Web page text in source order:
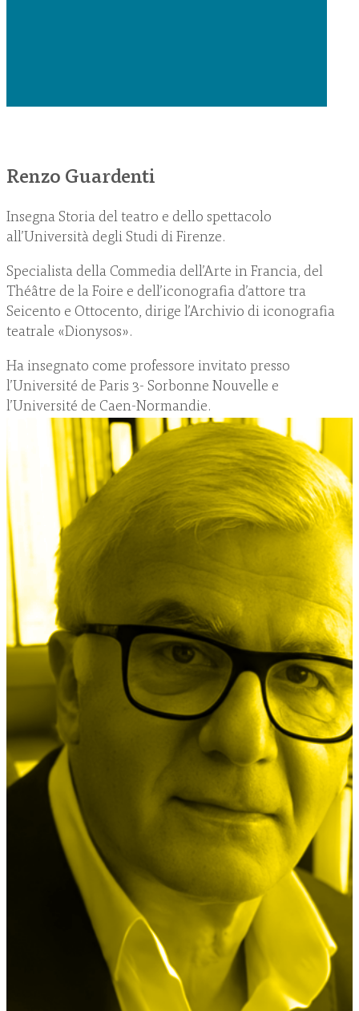
Renzo Guardenti
Insegna Storia del teatro e dello spettacolo
all’Università degli Studi di Firenze.
Specialista della Commedia dell’Arte in Francia, del
Théâtre de la Foire e dell’iconografia d’attore tra
Seicento e Ottocento, dirige l’Archivio di iconografia
teatrale «Dionysos».
Ha insegnato come professore invitato presso
l’Université de Paris 3- Sorbonne Nouvelle e
l’Université de Caen-Normandie.